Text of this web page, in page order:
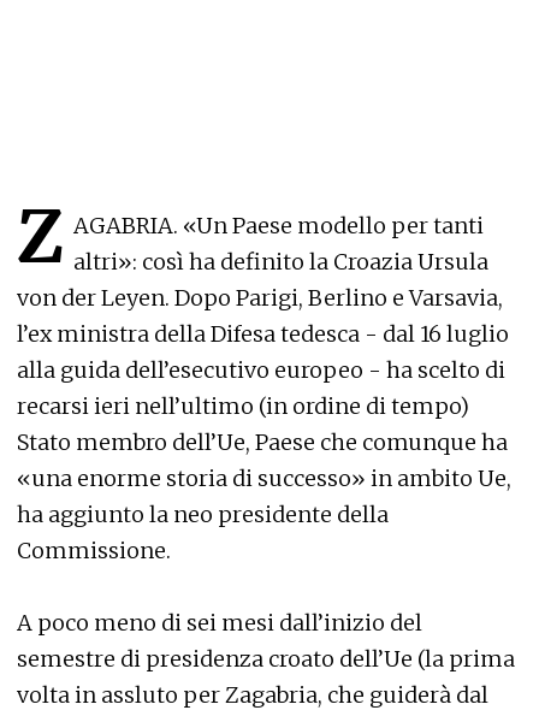
Z AGABRIA. «Un Paese modello per tanti
altri»: così ha definito la Croazia Ursula
von der Leyen. Dopo Parigi, Berlino e Varsavia,
l’ex ministra della Difesa tedesca - dal 16 luglio
alla guida dell’esecutivo europeo - ha scelto di
recarsi ieri nell’ultimo (in ordine di tempo)
Stato membro dell’Ue, Paese che comunque ha
«una enorme storia di successo» in ambito Ue,
ha aggiunto la neo presidente della
Commissione.
A poco meno di sei mesi dall’inizio del
semestre di presidenza croato dell’Ue (la prima
volta in assluto per Zagabria, che guiderà dal